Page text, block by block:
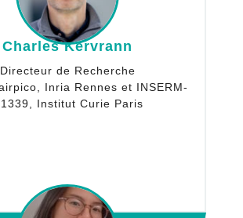
Charles Kervrann
Directeur de Recherche
Inria Rennes et INSERM-
Institut Curie Paris